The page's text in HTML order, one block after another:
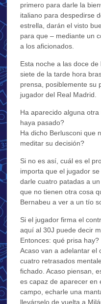
primero para darle la
italiano para despedirse
estrella, darán el visto
para que – mediante un
a los aficionados.
Esta noche a las doce
siete de la tarde hora
prensa, posiblemente su
jugador del Real Madrid.
Ha aparecido alguna
haya pasado?
Ha dicho Berlusconi que
meditar su decisión?
Si no es así, cuál es el
importa que el jugador
darle cuatro patadas a
que no tienen otra cosa
Bernabeu a ver a un tío
Si el jugador firma el
aquí al 30J puede decir
Entonces: qué prisa hay?
Acaso van a adelantar el
cuatro retrasados
fichado. Acaso piensan,
es capaz de aparecer en
campo, echarle una
llevárselo de vuelta a